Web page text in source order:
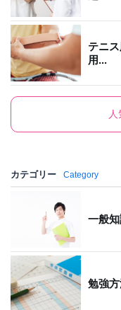
テニ
用...
カテゴリー Category
一般
勉強